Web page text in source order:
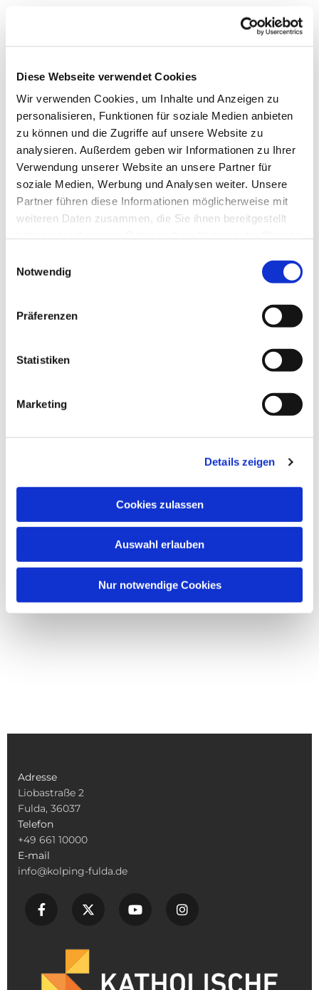
Diese Webseite verwendet Cookies
Wir verwenden Cookies, um Inhalte und Anzeigen zu
personalisieren, Funktionen für soziale Medien anbieten
zu können und die Zugriffe auf unsere Website zu
analysieren. Außerdem geben wir Informationen zu Ihrer
Verwendung unserer Website an unsere Partner für
soziale Medien, Werbung und Analysen weiter. Unsere
Partner führen diese Informationen möglicherweise mit
weiteren Daten zusammen, die Sie ihnen bereitgestellt
Notwendig
Präferenzen
Statistiken
Marketing
Details zeigen
Cookies zulassen
Auswahl erlauben
Nur notwendige Cookies
Dies könnte Sie auch
Adresse
Liobastraße 2
Fulda, 36037
Telefon
+49 661 10000
E-mail
info@kolping-fulda.de